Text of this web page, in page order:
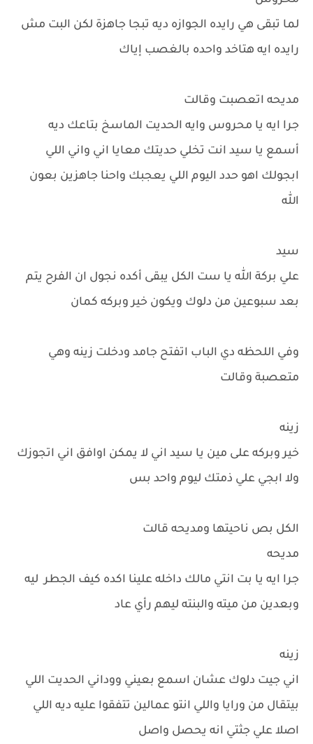
لما تبقى هي رايده الجوازه ديه تبجا جاهزة لكن البت مش
رايده ايه هتاخد واحده بالغصب إياك
مديحه اتعصبت وقالت
جرا ايه يا محروس وايه الحديت الماسخ بتاعك ديه
أسمع يا سيد انت تخلي حديتك معايا اني واني اللي
ابجولك اهو حدد اليوم اللي يعجبك واحنا جاهزين بعون
الله
سيد
علي بركة الله يا ست الكل يبقى أكده نجول ان الفرح يتم
بعد سبوعين من دلوك ويكون خير وبركه كمان
وفي اللحظه دي الباب اتفتح جامد ودخلت زينه وهي
متعصبة وقالت
زينه
خير وبركه على مين يا سيد اني لا يمكن اوافق اني اتجوزك
ولا ابجي علي ذمتك ليوم واحد بس
الكل بص ناحيتها ومديحه قالت
مديحه
جرا ايه يا بت انتي مالك داخله علينا اكده كيف الجطر ليه
وبعدين من ميته والبنته ليهم رأي عاد
زينه
اني جيت دلوك عشان اسمع بعيني ووداني الحديت اللي
بيتقال من ورايا واللي انتو عمالين تتفقوا عليه ديه اللي
اصلا علي جثتي انه يحصل واصل